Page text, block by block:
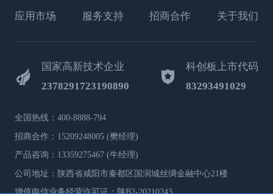
应用市场
服务支持 招商合作 关于我们
国家高新技术企业
2378291723190890
科创板上市代码
83293491029
全国热线：400-8888-794
招商合作：15209248005 (樊经理)
产品咨询：13359275467 (牛经理)
公司地址：陕西省咸阳市秦都区国润城丝绸金融中心21楼
增值电信业务经营许可证：陕B2-20210243